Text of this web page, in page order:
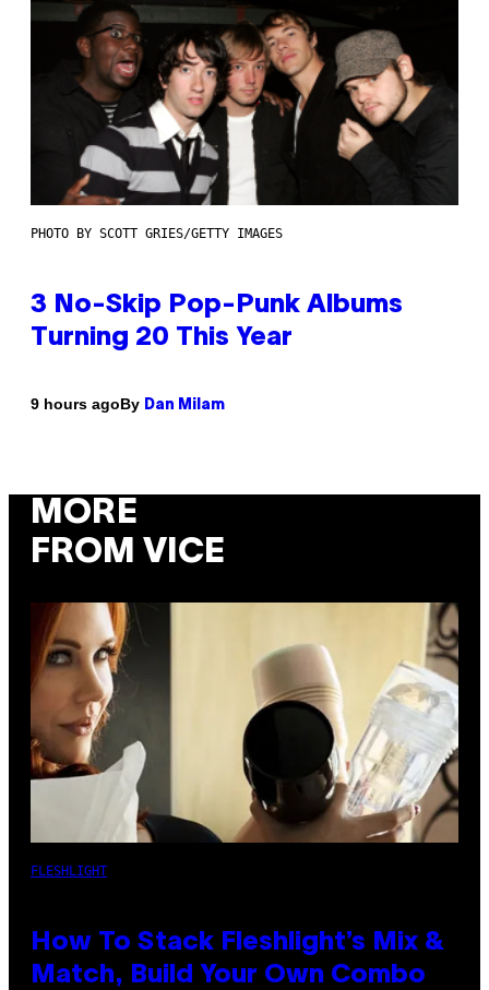
PHOTO BY SCOTT GRIES/GETTY IMAGES
3 No-Skip Pop-Punk Albums
Turning 20 This Year
9 hours agoBy Dan Milam
MORE
FROM VICE
FLESHLIGHT
How To Stack Fleshlight’s Mix &
Match, Build Your Own Combo